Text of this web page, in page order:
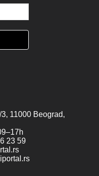
11000 Beograd,
23 59